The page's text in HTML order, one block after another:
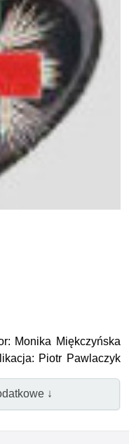
Monika Miękczyńska
Piotr Pawlaczyk
↓